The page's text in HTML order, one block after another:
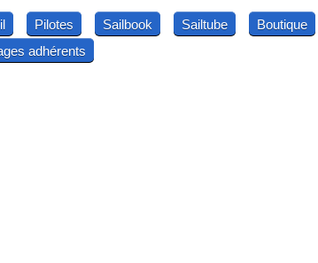
Pilotes Sailbook Sailtube
Boutique
adhérents